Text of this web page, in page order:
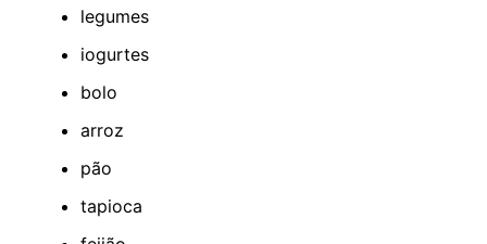
legumes
iogurtes
bolo
arroz
pão
tapioca